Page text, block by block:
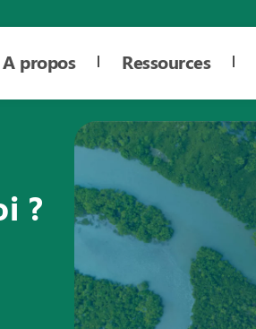
A propos Ressources
?